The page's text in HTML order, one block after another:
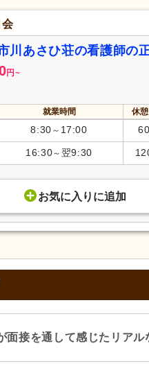
会
川あさひ荘の看護師の
円~
就業時間 休
8:30 ～ 17:00
16:30～ 翌9:30
お気に入り に追加
面接を通して感じたリア